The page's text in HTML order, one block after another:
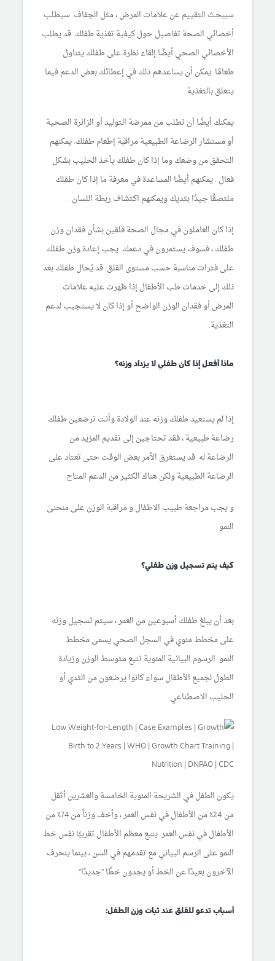
سيبحث التقييم عن علامات المرض ، مثل الجفاف. سيطلب
أخصائي الصحة تفاصيل حول كيفية تغذية طفلك. قد يطلب
الأخصائي الصحي أيضًا إلقاء نظرة على طفلك يتناول
طعامًا. يمكن أن يساعدهم ذلك في إعطائك بعض الدعم فيما
يتعلق بالتغذية .
يمكنك أيضًا أن تطلب من ممرضة التوليد أو الزائرة الصحية
أو مستشار الرضاعة الطبيعية مراقبة إطعام طفلك. يمكنهم
التحقق من وضعك وما إذا كان طفلك يأخذ الحليب بشكل
فعال . يمكنهم أيضًا المساعدة في معرفة ما إذا كان طفلك
ملتصقًا جيدًا بثديك ويمكنهم اكتشاف ربطة اللسان .
إذا كان العاملون في مجال الصحة قلقين بشأن فقدان وزن
طفلك ، فسوف يستمرون في دعمك. يجب إعادة وزن طفلك
على فترات مناسبة حسب مستوى القلق. قد يُحال طفلك بعد
ذلك إلى خدمات طب الأطفال إذا ظهرت عليه علامات
المرض أو فقدان الوزن الواضح أو إذا كان لا يستجيب لدعم
التغذية.
ماذا أفعل إذا كان طفلي لا يزداد وزنه؟
إذا لم يستعيد طفلك وزنه عند الولادة وأنت ترضعين طفلك
رضاعة طبيعية ، فقد تحتاجين إلى تقديم المزيد من
الرضاعة له. قد يستغرق الأمر بعض الوقت حتى تعتاد على
الرضاعة الطبيعية ولكن هناك الكثير من الدعم المتاح.
و يجب مراجعة طبيب الاطفال و مراقبة الوزن على منحنى
النمو
كيف يتم تسجيل وزن طفلي؟
بعد أن يبلغ طفلك أسبوعين من العمر ، سيتم تسجيل وزنه
على مخطط مئوي في السجل الصحي يسمى مخطط
النمو. الرسوم البيانية المئوية تتبع متوسط ​​الوزن وزيادة
الطول لجميع الأطفال سواء كانوا يرضعون من الثدي أو
الحليب الاصطناعي.
يكون الطفل في الشريحة المئوية الخامسة والعشرين أثقل
من 24٪ من الأطفال في نفس العمر ، وأخف وزناً من 74٪ من
الأطفال في نفس العمر. يتبع معظم الأطفال تقريبًا نفس خط
النمو على الرسم البياني مع تقدمهم في السن ، بينما ينحرف
الآخرون بعيدًا عن الخط أو يجدون خطًا "جديدًا" .
أسباب تدعو للقلق عند ثبات وزن الطفل: